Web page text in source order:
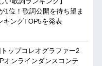
1位！歌詞公開を待ち望ま
キングTOP5を発表
トップコレオグラファー2
オンラインダンスコンテ